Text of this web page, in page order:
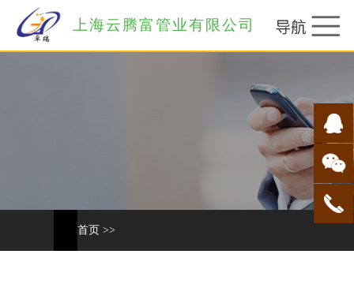
上海云腾富管业有限公司
首页 >>